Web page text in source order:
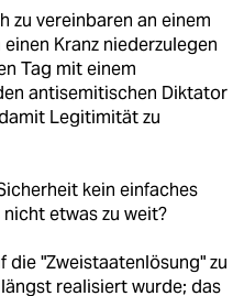
zu vereinbaren an einem
Kranz niederzulegen
Tag mit einem
antisemitischen Diktator
Legitimität zu
kein einfaches
etwas zu weit?
die "Zweistaatenlösung" zu
realisiert wurde; das